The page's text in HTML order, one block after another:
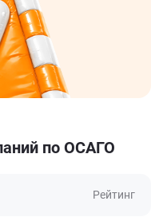
по ОСАГО
Рейтинг